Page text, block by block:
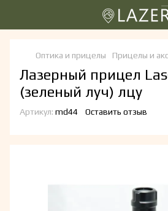
Оптика и прицелы Прицелы и
Лазерный прицел
(зеленый луч) лцу
Артикул: md44 Оставить отзыв